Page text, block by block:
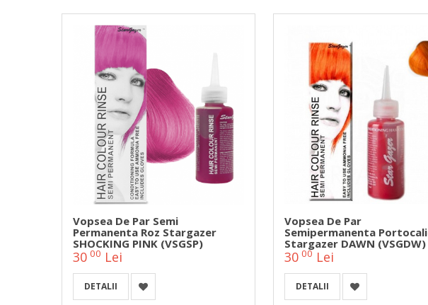
Vopsea De Par Semi
Permanenta Roz Stargazer
SHOCKING PINK (VSGSP)
30 00 Lei
DETALII
Vopsea De Par
Semipermanenta
Stargazer DAWN (VSGDW)
3000 Lei
DETALII